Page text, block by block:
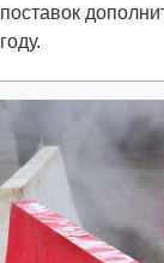
поставок
году.